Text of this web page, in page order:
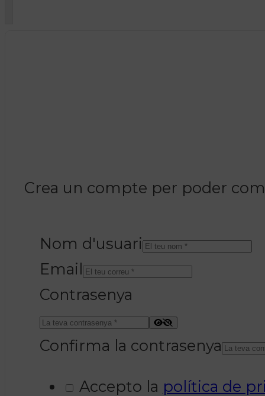
Crea un compte per poder
Nom d'usuari
Email
Contrasenya
Confirma la contrasenya
Accepto la política de